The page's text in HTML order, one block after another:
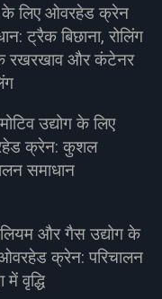
लिए ओवरहेड क्रेन
ट्रैक बिछाना, रोलिंग
रखरखाव और कंटेनर
उद्योग के लिए
क्रेन: कुशल
समाधान
और गैस उद्योग के
क्रेन: परिचालन
में वृद्धि